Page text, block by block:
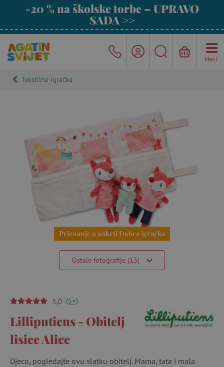
-20 % na školske torbe – UPRAVO
SADA >>
Meni
Tekstilne igračke
Priznanje u anketi Dobra igračka
Ostale fotografije (13)
5,0 (5+)
Lilliputiens - Obitelj
lisice Alice
Djeco, pogledajte ovu slatku obitelj. Mama, tata i mala